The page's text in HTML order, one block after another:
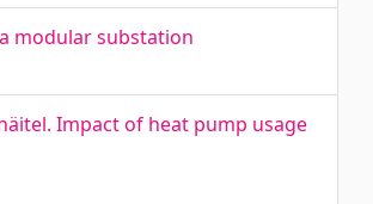
modular substation
Impact of heat pump usage